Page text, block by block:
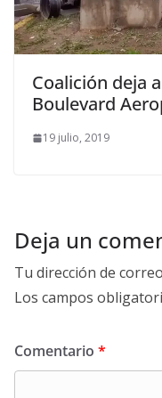
Coalición deja
Boulevard
19 julio, 2019
Deja un
Tu dirección de
Los campos
Comentario *